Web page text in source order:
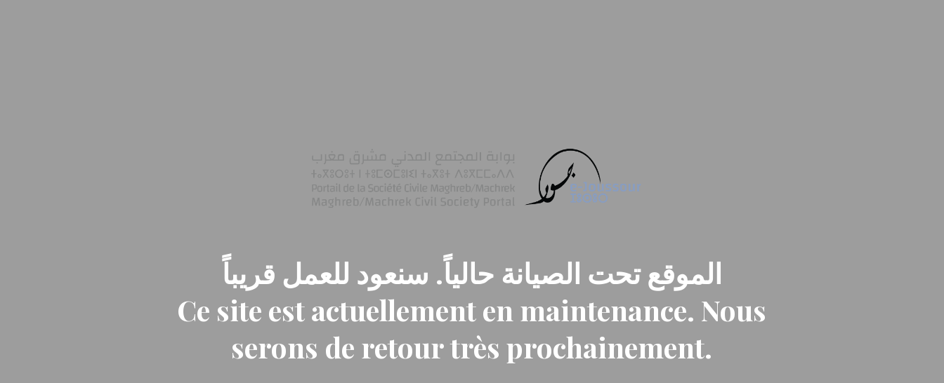
الموقع تحت الصيانة حالياً. سنعود للعمل قريباً
Ce site est actuellement en maintenance. Nous
serons de retour très prochainement.